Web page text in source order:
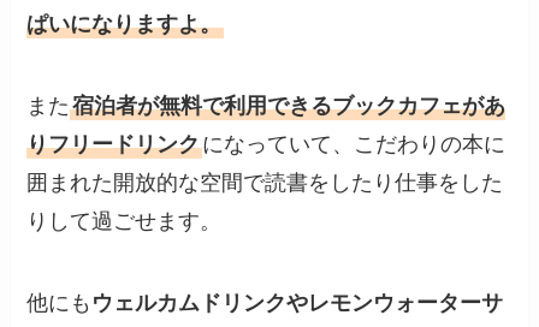
ぱいになりますよ。
また宿泊者が無料で利用できるブックカフェがあ
りフリードリンクになっていて、こだわりの本に
囲まれた開放的な空間で読書をしたり仕事をした
りして過ごせます。
他にも ウェルカムドリンクやレモンウォーターサ